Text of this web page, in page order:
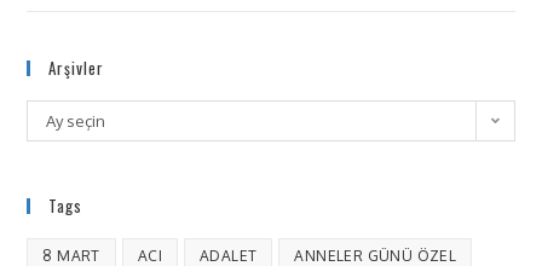
Arşivler
Ay seçin
Tags
8 MART ACI ADALET ANNELER GÜNÜ ÖZEL